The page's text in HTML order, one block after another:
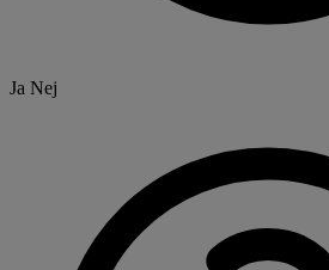
Ja Nej